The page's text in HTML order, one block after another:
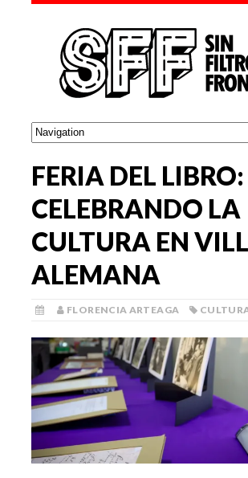
FERIA DEL LIBRO:
CELEBRANDO LA
CULTURA EN
ALEMANA
FLORENCIA ARTEAGA